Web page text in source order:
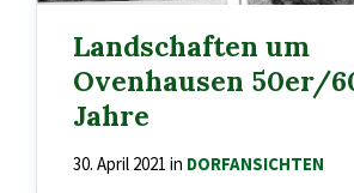
Landschaften um
Ovenhausen 50er/
Jahre
30. April 2021 in DORFANSICHTEN